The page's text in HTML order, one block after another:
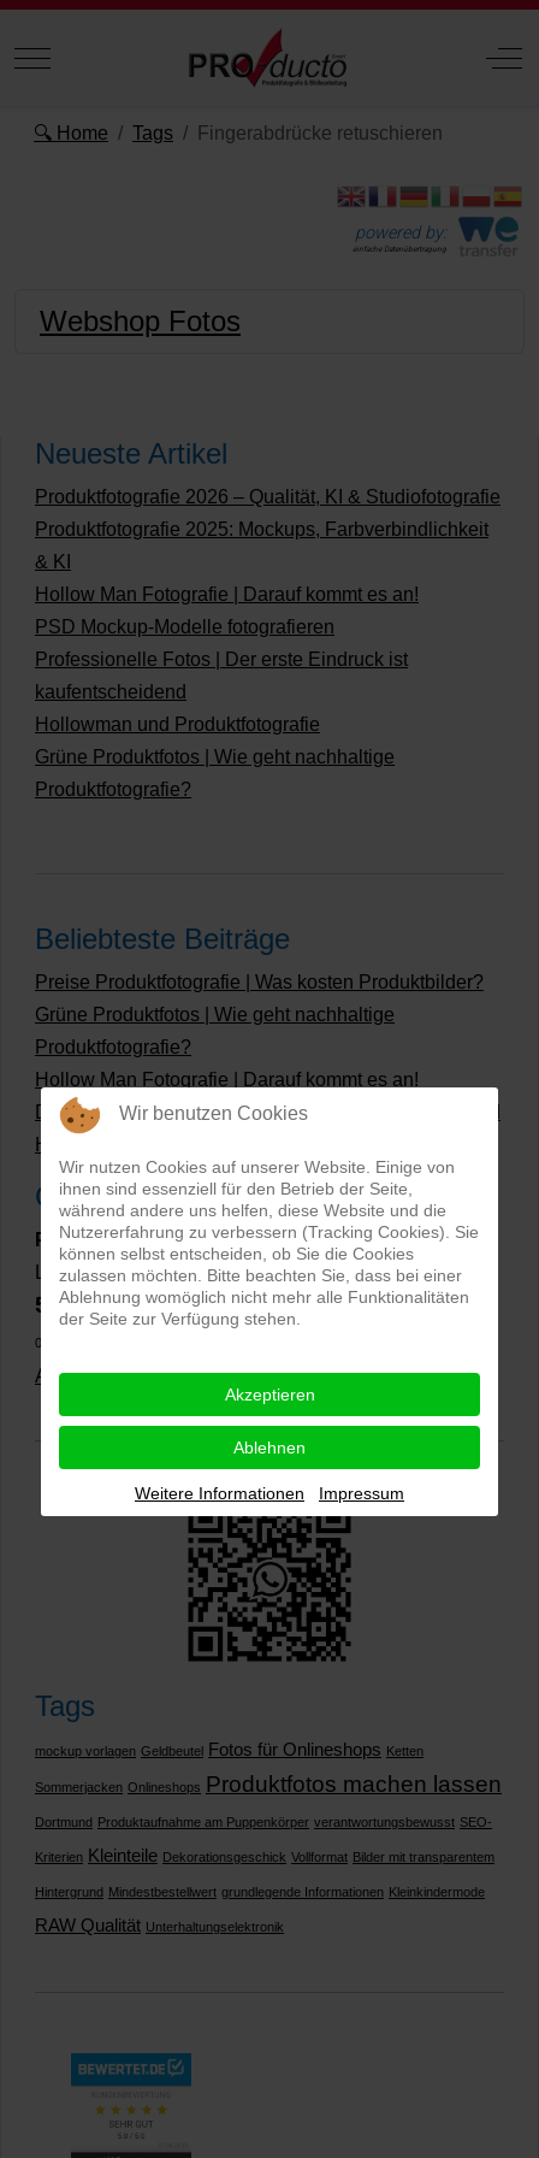
Mobile Menu Toggle Off-
🔍 Home Tags Fingerabdrücke retuschieren
powered by:
einfache Datenübertragung
Webshop Fotos
Neueste Artikel
Produktfotografie 2026 – Qualität, KI & Studiofotografie
Produktfotografie 2025: Mockups, Farbverbindlichkeit
& KI
Hollow Man Fotografie | Darauf kommt es an!
PSD Mockup-Modelle fotografieren
Professionelle Fotos | Der erste Eindruck ist
kaufentscheidend
Hollowman und Produktfotografie
Grüne Produktfotos | Wie geht nachhaltige
Produktfotografie?
Beliebteste Beiträge
Preise Produktfotografie | Was kosten Produktbilder?
Grüne Produktfotos | Wie geht nachhaltige
Produktfotografie?
Hollow Man Fotografie | Darauf kommt es an!
Dateiformate und Bilder mit transparentem Hintergrund
Hollowman und Produktfotografie
Google Rezensionen
PRO-ducto GmbH, Fotografie und Bildbearbeitung in
Lichtenau
5,0⭐⭐⭐⭐⭐ bei144 Google-Rezensionen (Stand
02.01.2026)
Alle Rezensionen ansehen|Bewertung abgeben
Tags
mockup vorlagen Geldbeutel Fotos für Onlineshops Ketten
Sommerjacken Onlineshops Produktfotos machen lassen
Dortmund Produktaufnahme am Puppenkörper verantwortungsbewusst SEO-
Kriterien Kleinteile Dekorationsgeschick Vollformat Bilder mit transparentem
Hintergrund Mindestbestellwert grundlegende Informationen Kleinkindermode
RAW Qualität Unterhaltungselektronik
Wir benutzen Cookies
Wir nutzen Cookies auf unserer Website. Einige von
ihnen sind essenziell für den Betrieb der Seite,
während andere uns helfen, diese Website und die
Nutzererfahrung zu verbessern (Tracking Cookies). Sie
können selbst entscheiden, ob Sie die Cookies
zulassen möchten. Bitte beachten Sie, dass bei einer
Ablehnung womöglich nicht mehr alle Funktionalitäten
der Seite zur Verfügung stehen.
Akzeptieren
Ablehnen
Weitere Informationen Impressum